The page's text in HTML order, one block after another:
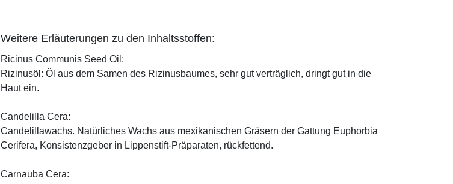
Weitere Erläuterungen zu den Inhaltsstoffen:
Ricinus Communis Seed Oil:
Rizinusöl: Öl aus dem Samen des Rizinusbaumes, sehr gut verträglich, dringt gut in die
Haut ein.
Candelilla Cera:
Candelillawachs. Natürliches Wachs aus mexikanischen Gräsern der Gattung Euphorbia
Cerifera, Konsistenzgeber in Lippenstift-Präparaten, rückfettend.
Carnauba Cera: